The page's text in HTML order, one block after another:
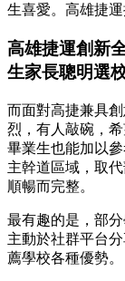
生喜愛。高雄捷運
高雄捷運創新
生家長聰明選
而面對高捷兼具
烈，有人敲碗，
畢業生也能加以
主幹道區域，取
順暢而完整。
最有趣的是，部
主動於社群平台
薦學校各種優勢。